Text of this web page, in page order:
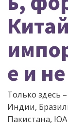
е и
Только здесь
Индии,
Пакистана,